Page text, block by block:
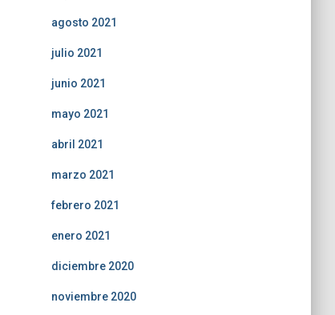
agosto 2021
julio 2021
junio 2021
mayo 2021
abril 2021
marzo 2021
febrero 2021
enero 2021
diciembre 2020
noviembre 2020